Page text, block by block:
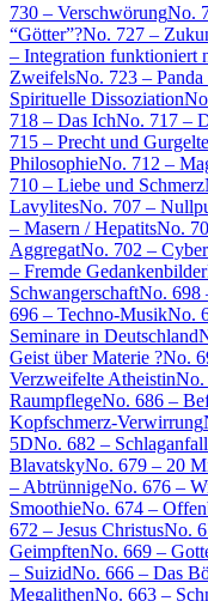
730 – VerschwörungNo.
“Götter”?No. 727 –
– Integration funktioniert
ZweifelsNo. 723 – Panda
Spirituelle Dissoziation
718 – Das IchNo. 717 –
715 – Precht und
PhilosophieNo. 712 –
710 – Liebe und Schmerz
LavylitesNo. 707 –
– Masern / HepatitsNo.
AggregatNo. 702 –
– Fremde Gedankenbilder
SchwangerschaftNo. 698
696 – Techno-MusikNo.
Seminare in Deutschland
Geist über Materie ?No.
Verzweifelte AtheistinNo.
RaumpflegeNo. 686 –
Kopfschmerz-Verwirrung
5DNo. 682 – Schlaganfall
BlavatskyNo. 679 – 20
– AbtrünnigeNo. 676 –
SmoothieNo. 674 –
672 – Jesus ChristusNo.
GeimpftenNo. 669 –
– SuizidNo. 666 – Das
MegalithenNo. 663 –